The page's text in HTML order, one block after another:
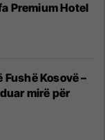
Premium Hotel
Kosovë –
mirë për